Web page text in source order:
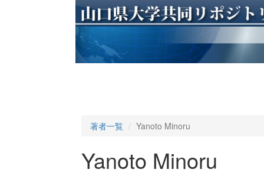
著者一覧 Yanoto Minoru
Yanoto Minoru